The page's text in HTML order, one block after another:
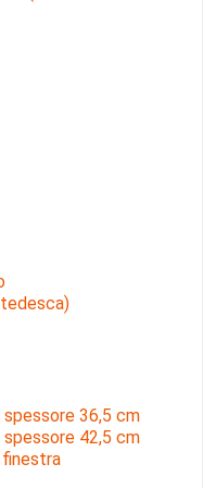
spessore 36,5 cm
spessore 42,5 cm